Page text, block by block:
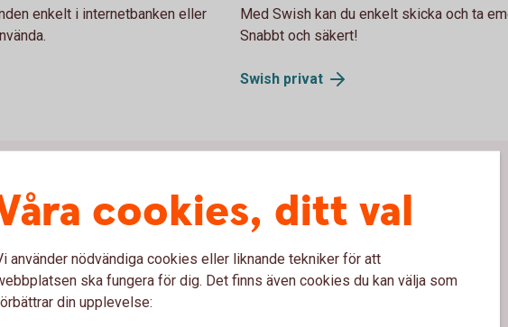
enkelt i internetbanken eller
Med Swish kan du enkelt skicka och ta
Snabbt och säkert!
Swish privat
Våra kort
cookies, ditt val
använder nödvändiga cookies eller liknande tekniker för att
ska fungera för dig. Det finns även cookies du kan välja som
din upplevelse: